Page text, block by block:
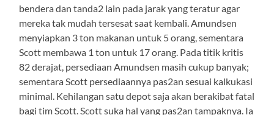
bendera dan tanda2 lain pada jarak yang teratur agar
mereka tak mudah tersesat saat kembali. Amundsen
menyiapkan 3 ton makanan untuk 5 orang, sementara
Scott membawa 1 ton untuk 17 orang. Pada titik kritis
82 derajat, persediaan Amundsen masih cukup banyak;
sementara Scott persediaannya pas2an sesuai kalkukasi
minimal. Kehilangan satu depot saja akan berakibat fatal
bagi tim Scott. Scott suka hal yang pas2an tampaknya. Ia